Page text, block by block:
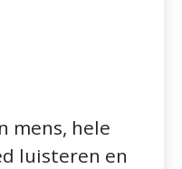
mens, hele
luisteren en